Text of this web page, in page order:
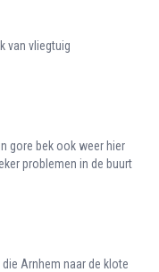
van vliegtuig
gore bek ook weer hier
problemen in de buurt
Arnhem naar de klote